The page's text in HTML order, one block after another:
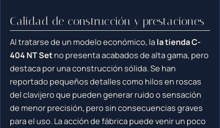
Calidad de construcción y prestaciones
Al tratarse de un modelo económico, la la tienda C-
404 NT Setno presenta acabados de alta gama, pero
destaca por una construcción sólida. Se han
reportado pequeños detalles como hilos en roscas
del clavijero que pueden generar ruido o sensación
de menor precisión, pero sin consecuencias graves
para el uso. La acción de fábrica puede venir un poco